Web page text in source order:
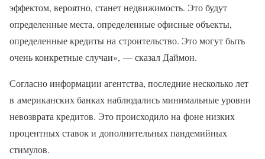
эффектом, вероятно, станет недвижимость. Это будут
определенные места, определенные офисные объекты,
определенные кредиты на строительство. Это могут быть
очень конкретные случаи», — сказал Даймон.
Согласно информации агентства, последние несколько лет
в американских банках наблюдались минимальные уровни
невозврата кредитов. Это происходило на фоне низких
процентных ставок и дополнительных пандемийных
стимулов.